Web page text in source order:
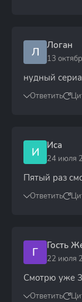
Л Логан
13
нудный
Ответить
И Иса
24 июля
Пятый раз
Ответить
Г Гость
22 июля
Смотрю уже 3
Ответить